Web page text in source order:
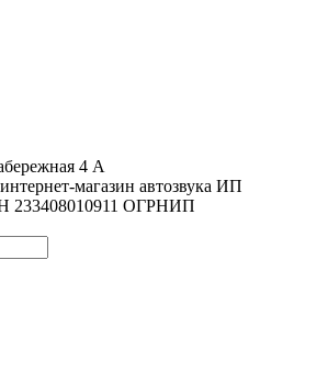
4 А
магазин автозвука ИП
233408010911 ОГРНИП